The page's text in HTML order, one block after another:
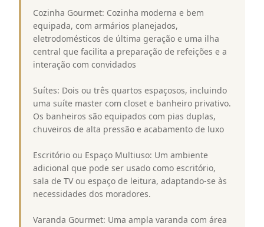
Cozinha Gourmet: Cozinha moderna e bem
equipada, com armários planejados,
eletrodomésticos de última geração e uma ilha
central que facilita a preparação de refeições e a
interação com convidados
Suítes: Dois ou três quartos espaçosos, incluindo
uma suíte master com closet e banheiro privativo.
Os banheiros são equipados com pias duplas,
chuveiros de alta pressão e acabamento de luxo
Escritório ou Espaço Multiuso: Um ambiente
adicional que pode ser usado como escritório,
sala de TV ou espaço de leitura, adaptando-se às
necessidades dos moradores.
Varanda Gourmet: Uma ampla varanda com área